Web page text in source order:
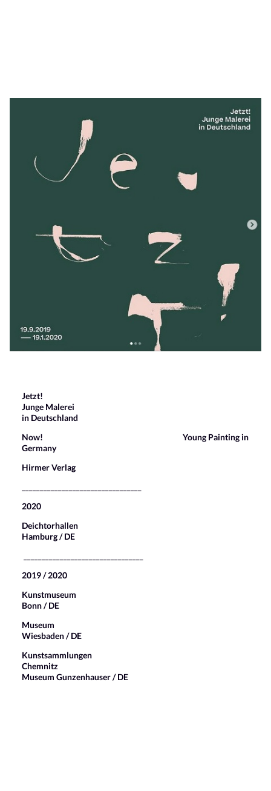
Jetzt!
Junge Malerei
in Deutschland
Now! Young Painting in
Germany
Hirmer Verlag
2020
Deichtorhallen
Hamburg / DE
2019 / 2020
Kunstmuseum
Bonn / DE
Museum
Wiesbaden / DE
Kunstsammlungen
Chemnitz
Museum Gunzenhauser / DE